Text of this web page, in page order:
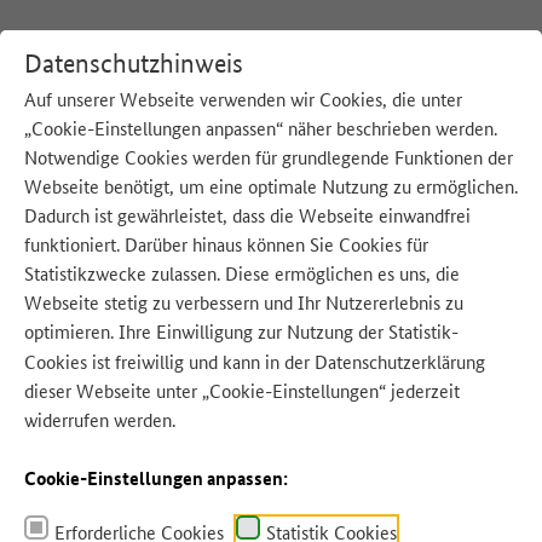
Datenschutzhinweis
Auf unserer Webseite verwenden wir Cookies, die unter
„Cookie-Einstellungen anpassen“ näher beschrieben werden.
Notwendige Cookies werden für grundlegende Funktionen der
Webseite benötigt, um eine optimale Nutzung zu ermöglichen.
Dadurch ist gewährleistet, dass die Webseite einwandfrei
funktioniert. Darüber hinaus können Sie Cookies für
Statistikzwecke zulassen. Diese ermöglichen es uns, die
Webseite stetig zu verbessern und Ihr Nutzererlebnis zu
optimieren. Ihre Einwilligung zur Nutzung der Statistik-
Cookies ist freiwillig und kann in der Datenschutzerklärung
dieser Webseite unter „Cookie-Einstellungen“ jederzeit
widerrufen werden.
Cookie-Einstellungen anpassen:
Erforderliche Cookies Statistik Cookies
:Startseite
Unsere Beiträge zum Thema:
Ähnliche Beiträge
Ähnliche Beiträge zu Kühlschrank
Kühlschrank
abfüllen und können wie…